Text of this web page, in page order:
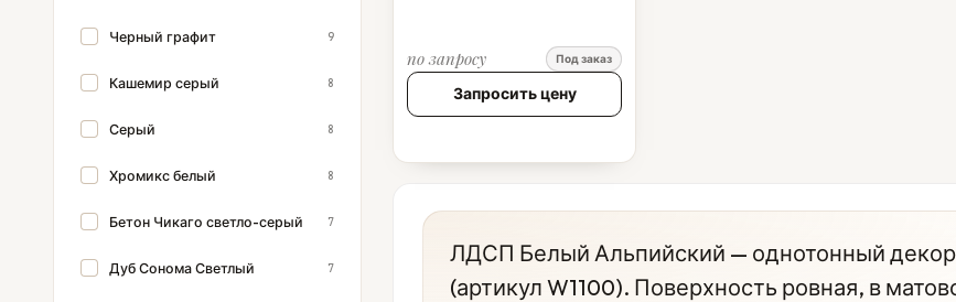
Черный графит 9
Кашемир серый 8
Серый 8
Хромикс белый 8
Бетон Чикаго светло-серый 7
Дуб Сонома Светлый 7
по запросу Под заказ
Запросить цену
ЛДСП Белый Альпийский — однотонный декор
(артикул W1100). Поверхность ровная, в